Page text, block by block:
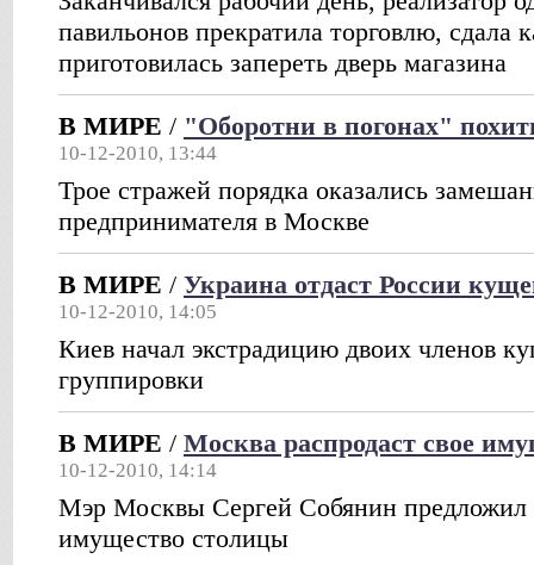
павильонов прекратила торговлю, сдала
приготовилась запереть дверь магазина
В МИРЕ / "Оборотни в погонах"
10-12-2010, 13:44
Трое стражей порядка оказались
предпринимателя в Москве
В МИРЕ / Украина отдаст России
10-12-2010, 14:05
Киев начал экстрадицию двоих членов
группировки
В МИРЕ / Москва распродаст свое
10-12-2010, 14:14
Мэр Москвы Сергей Собянин предложил
имущество столицы